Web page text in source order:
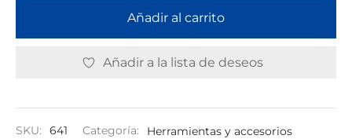
Añadir al carrito
Añadir a la lista de deseos
SKU: 641 Categoría:
Herramientas y accesorios